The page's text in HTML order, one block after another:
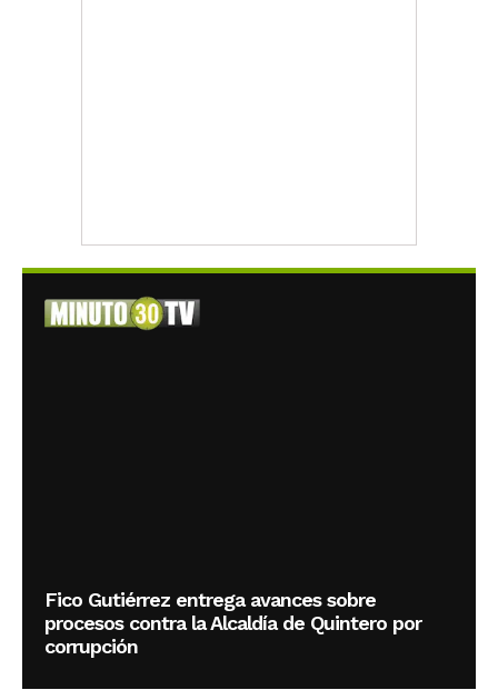
Fico Gutiérrez entrega avances sobre
procesos contra la Alcaldía de Quintero por
corrupción